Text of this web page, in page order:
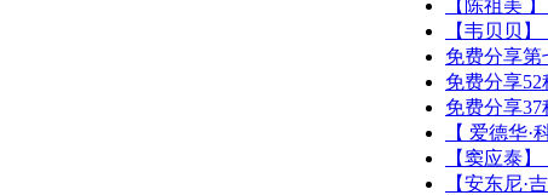
【陈祖美
【韦贝贝
免费分享第
免费分享52
免费分享37
【 爱德华
【窦应泰
【安东尼·